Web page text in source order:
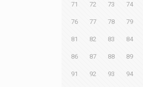
71 72 73 74
76 77 78 79
81 82 83 84
86 87 88 89
91 92 93 94